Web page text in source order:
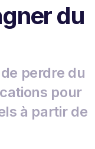
du
perdre du
pour
à partir de